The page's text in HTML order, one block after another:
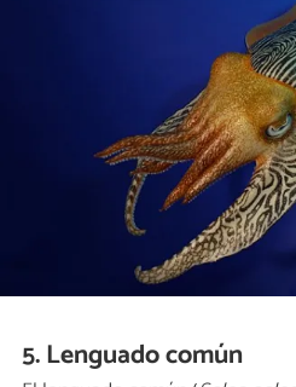
5. Lenguado común